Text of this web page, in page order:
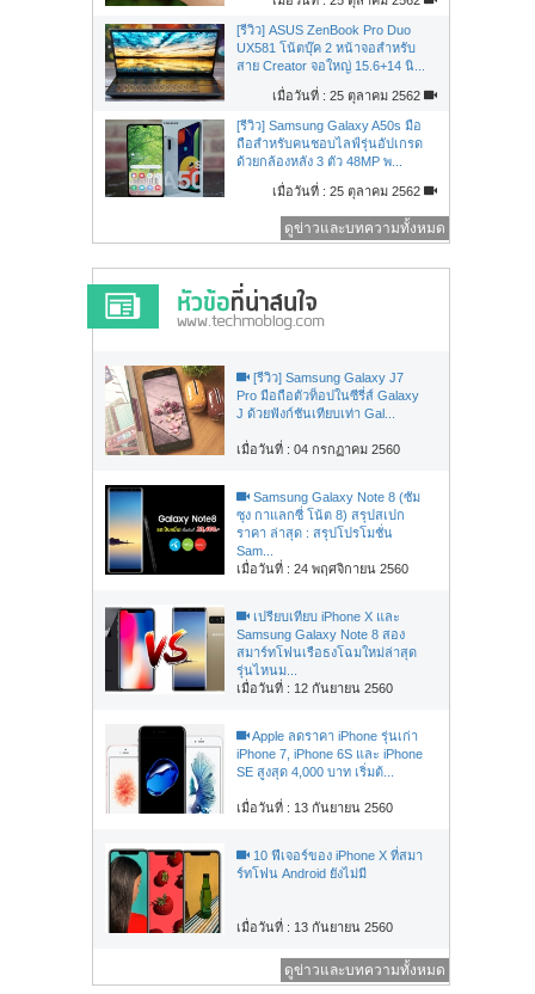
[รีวิว] ASUS ZenBook Pro Duo
UX581 โน้ตบุ๊ค 2 หน้าจอสำหรับ
สาย Creator จอใหญ่ 15.6+14 นิ...
เมื่อวันที่ : 25 ตุลาคม 2562
[รีวิว] Samsung Galaxy A50s มือ
ถือสำหรับคนชอบไลฟ์รุ่นอัปเกรด
ด้วยกล้องหลัง 3 ตัว 48MP พ...
เมื่อวันที่ : 25 ตุลาคม 2562
ดูข่าวและบทความทั้งหมด
[รีวิว] Samsung Galaxy J7
Pro มือถือตัวท็อปในซีรี่ส์ Galaxy
J ด้วยฟังก์ชันเทียบเท่า Gal...
เมื่อวันที่ : 04 กรกฏาคม 2560
Samsung Galaxy Note 8 (ซัม
ซุง กาแลกซี่ โน้ต 8) สรุปสเปก
ราคา ล่าสุด : สรุปโปรโมชั่น
Sam...
เมื่อวันที่ : 24 พฤศจิกายน 2560
เปรียบเทียบ iPhone X และ
Samsung Galaxy Note 8 สอง
สมาร์ทโฟนเรือธงโฉมใหม่ล่าสุด
รุ่นไหนม...
เมื่อวันที่ : 12 กันยายน 2560
Apple ลดราคา iPhone รุ่นเก่า
iPhone 7, iPhone 6S และ iPhone
SE สูงสุด 4,000 บาท เริ่มต้...
เมื่อวันที่ : 13 กันยายน 2560
10 ฟีเจอร์ของ iPhone X ที่สมา
ร์ทโฟน Android ยังไม่มี
เมื่อวันที่ : 13 กันยายน 2560
ดูข่าวและบทความทั้งหมด